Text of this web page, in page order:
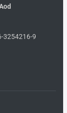
3254216-9